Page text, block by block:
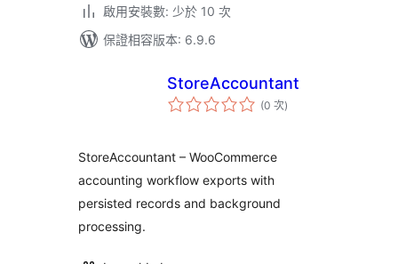
啟用安裝數: 少於 10 次
保證相容版本: 6.9.6
StoreAccountant
(0 次評
分)
StoreAccountant – WooCommerce
accounting workflow exports with
persisted records and background
processing.